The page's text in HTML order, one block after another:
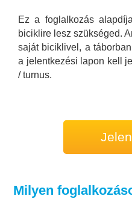
Ez a foglalkozás
biciklire lesz szükséged.
saját biciklivel, a
a jelentkezési lapon kell
/ turnus.
Milyen